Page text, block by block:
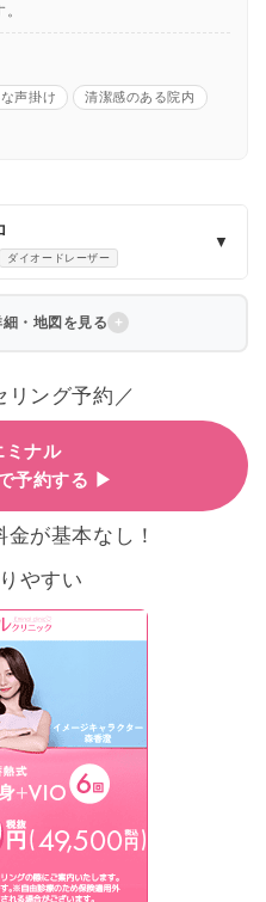
声掛け 清潔感のある院内
ダイオードレーザー
▼
・地図を見る
リング予約／
ミナル
予約する ▶
が基本なし！
やすい